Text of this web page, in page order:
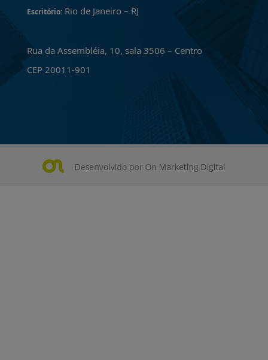
Escritório:Rio de Janeiro – RJ
Rua da Assembléia, 10, sala 3506 – Centro
CEP 20011-901